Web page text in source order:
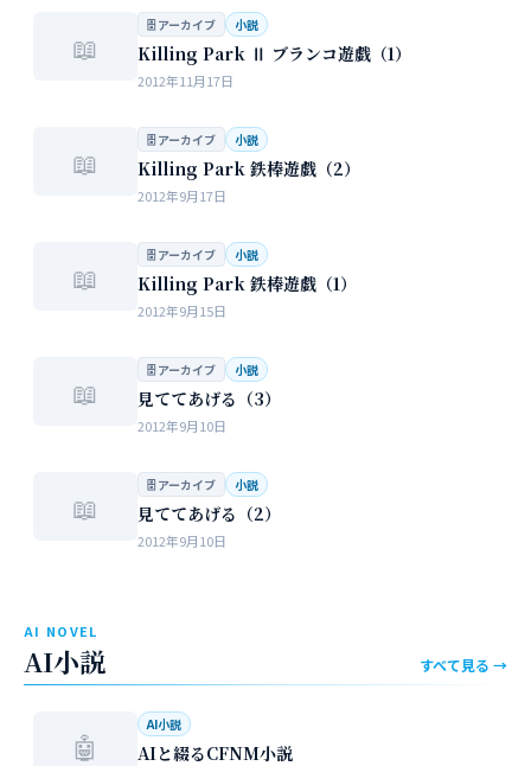
📖
🗄 アーカイブ 小説
Killing Park Ⅱ ブランコ遊戯（1）
2012年11月17日
📖
🗄 アーカイブ 小説
Killing Park 鉄棒遊戯（2）
2012年9月17日
📖
🗄 アーカイブ 小説
Killing Park 鉄棒遊戯（1）
2012年9月15日
📖
🗄 アーカイブ 小説
見ててあげる（3）
2012年9月10日
📖
🗄 アーカイブ 小説
見ててあげる（2）
2012年9月10日
AI NOVEL
AI小説 すべて見る →
🤖
AI小説
AIと綴るCFNM小説